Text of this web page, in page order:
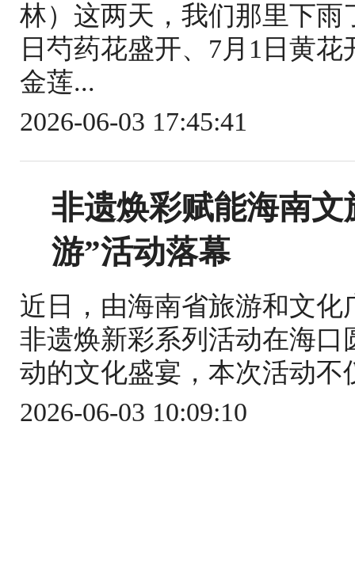
林）这两天，我们那里下雨
日芍药花盛开、7月1日黄
金莲...
2026-06-03 17:45:41
非遗焕彩赋能海南文
游”活动落幕
近日，由海南省旅游和文
非遗焕新彩系列活动在海
动的文化盛宴，本次活动
2026-06-03 10:09:10